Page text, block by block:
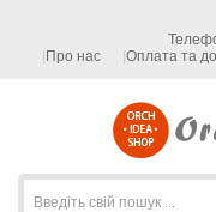
Про нас
Оплата та